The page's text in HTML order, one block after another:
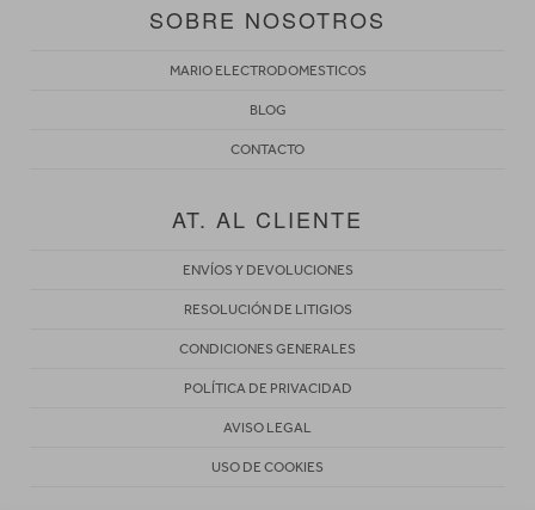
SOBRE NOSOTROS
MARIO ELECTRODOMESTICOS
BLOG
CONTACTO
AT. AL CLIENTE
ENVÍOS Y DEVOLUCIONES
RESOLUCIÓN DE LITIGIOS
CONDICIONES GENERALES
POLÍTICA DE PRIVACIDAD
AVISO LEGAL
USO DE COOKIES